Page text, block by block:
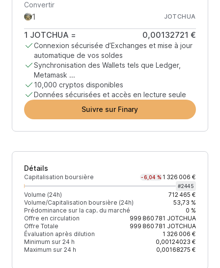
Convertir
JOTCHUA
1 JOTCHUA = 0,00132721 €
Connexion sécurisée d’Exchanges et mise à jour
automatique de vos soldes
Synchronisation des Wallets tels que Ledger,
Metamask ...
10,000 cryptos disponibles
Données sécurisées et accès en lecture seule
Suivre sur Finary
Détails
Capitalisation boursière -6,04 % 1 326 006 €
#2445
Volume (24h)
712 465 €
Volume/Capitalisation boursière (24h)
53,73 %
Prédominance sur la cap. du marché
0 %
Offre en circulation
999 860 781 JOTCHUA
Offre Totale
999 860 781 JOTCHUA
Évaluation après dilution
1 326 006 €
Minimum sur 24 h
0,00124023 €
Maximum sur 24 h
0,00168275 €